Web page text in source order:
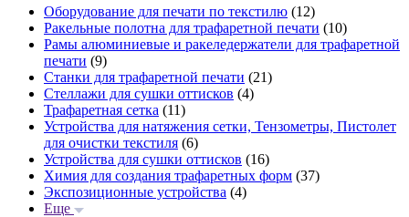
Оборудование для печати по текстилю (12)
Ракельные полотна для трафаретной печати (10)
Рамы алюминиевые и ракеледержатели для трафаретной
печати (9)
Станки для трафаретной печати (21)
Стеллажи для сушки оттисков (4)
Трафаретная сетка (11)
Устройства для натяжения сетки, Тензометры, Пистолет
для очистки текстиля (6)
Устройства для сушки оттисков (16)
Химия для создания трафаретных форм (37)
Экспозиционные устройства (4)
Еще